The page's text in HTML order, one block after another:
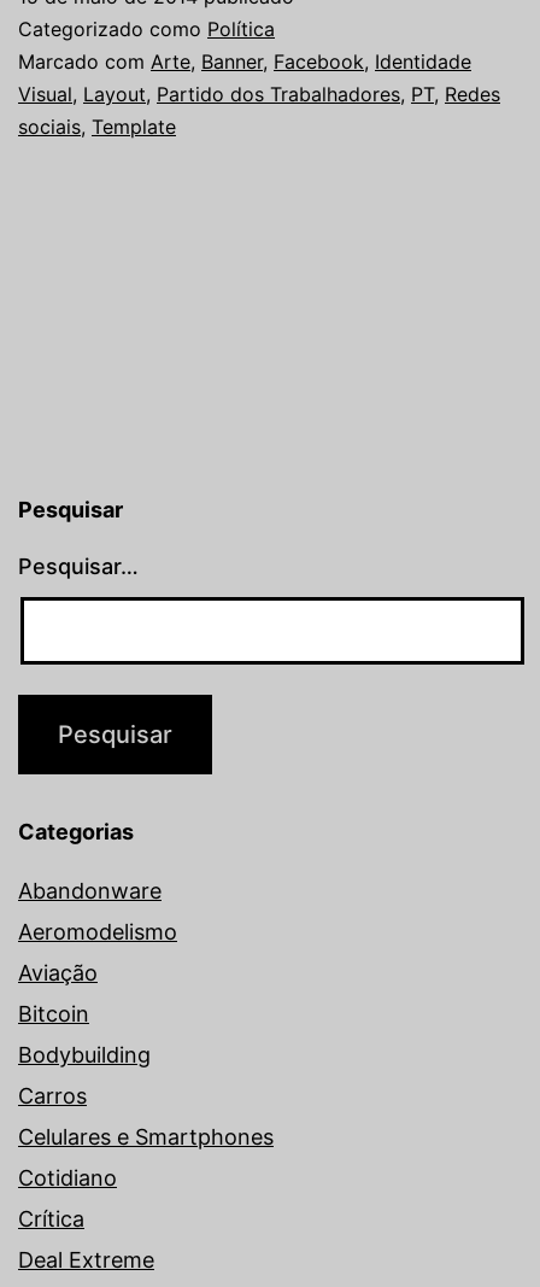
Categorizado como Política
Marcado com Arte, Banner, Facebook, Identidade
Visual, Layout, Partido dos Trabalhadores, PT, Redes
sociais, Template
Pesquisar
Pesquisar…
Categorias
Abandonware
Aeromodelismo
Aviação
Bitcoin
Bodybuilding
Carros
Celulares e Smartphones
Cotidiano
Crítica
Deal Extreme